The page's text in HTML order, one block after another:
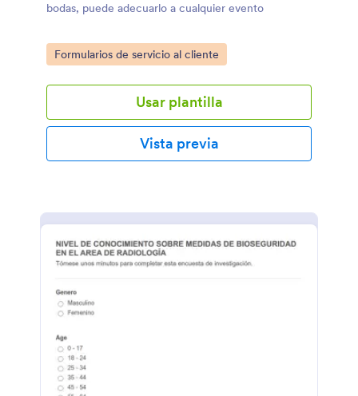
bodas, puede adecuarlo a cualquier evento
Go to Category:
Formularios de servicio al cliente
Usar plantilla
Vista previa